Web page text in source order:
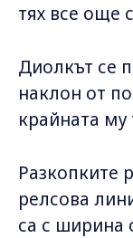
тях все още
Диолкът се
наклон от
крайната му
Разкопките
релсова
са с ширина